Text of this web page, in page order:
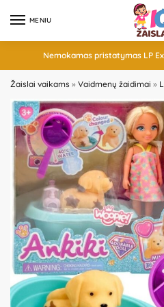
MENIU
Nemokamas pristatymas LP
Žaislai vaikams » Vaidmenų žaidimai »